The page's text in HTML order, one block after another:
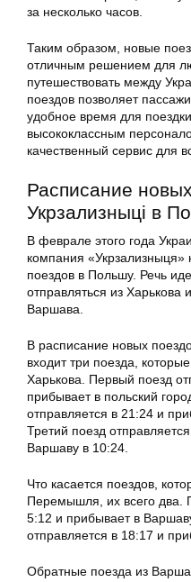
за несколько часов.
Таким образом, новые
отличным решением для
путешествовать между
поездов позволяет
удобное время для
высококлассным
качественный сервис для
Расписание
Укрзализныці в
В феврале этого года
компания
поездов в Польшу. Речь
отправляться из
Варшава.
В расписание новых
входит три поезда,
Харькова. Первый поезд
прибывает в польский
отправляется в 21:24 и
Третий поезд
Варшаву в 10:24.
Что касается поездов,
Перемышля, их всего два.
5:12 и прибывает в
отправляется в 18:17 и
Обратные поезда из